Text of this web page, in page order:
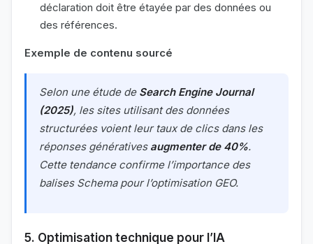
déclaration doit être étayée par des données ou
des références.
Exemple de contenu sourcé
Selon une étude de Search Engine Journal
(2025), les sites utilisant des données
structurées voient leur taux de clics dans les
réponses génératives augmenter de 40%.
Cette tendance confirme l’importance des
balises Schema pour l’optimisation GEO.
5. Optimisation technique pour l’IA